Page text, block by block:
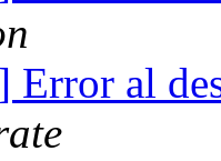
Error al